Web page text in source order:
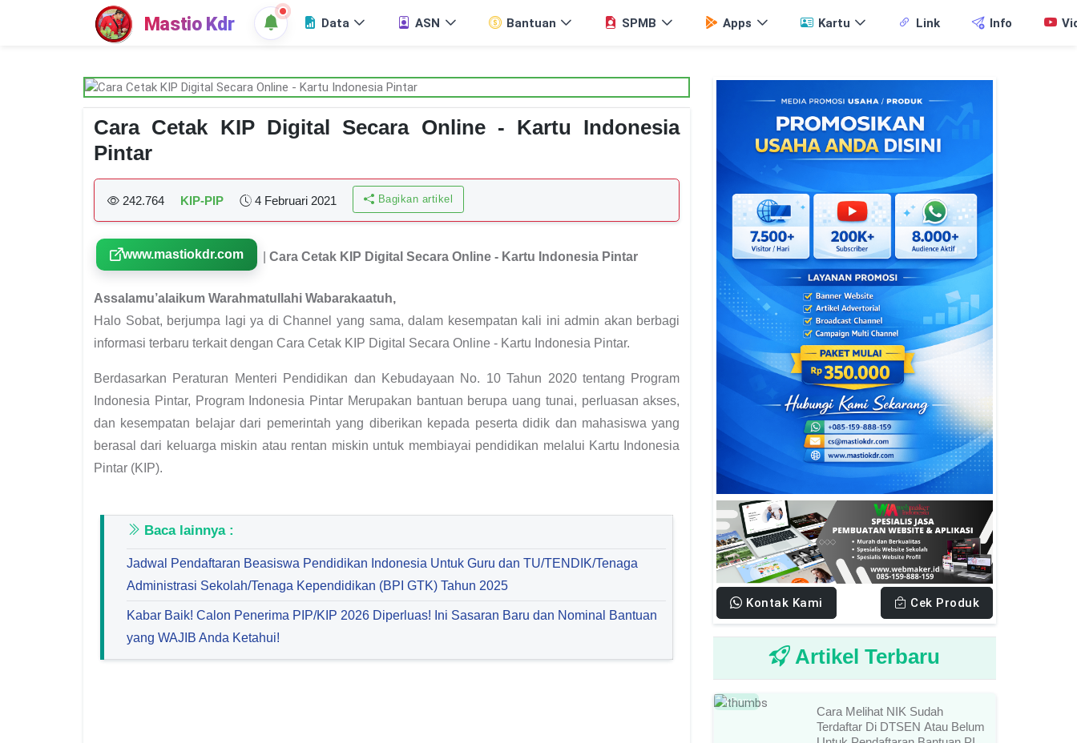
Mastio Kdr Data ASN Bantuan SPMB Apps Kartu Link Info
Cara Cetak KIP Digital Secara Online - Kartu Indonesia
Pintar
242.764 KIP-PIP 4 Februari 2021 Bagikan artikel
www.mastiokdr.com Cara Cetak KIP Digital Secara Online - Kartu Indonesia Pintar
Assalamu’alaikum Warahmatullahi Wabarakaatuh,
Halo Sobat, berjumpa lagi ya di Channel yang sama, dalam kesempatan kali ini admin akan berbagi
informasi terbaru terkait dengan Cara Cetak KIP Digital Secara Online - Kartu Indonesia Pintar.
Berdasarkan Peraturan Menteri Pendidikan dan Kebudayaan No. 10 Tahun 2020 tentang Program
Indonesia Pintar, Program Indonesia Pintar Merupakan bantuan berupa uang tunai, perluasan akses,
dan kesempatan belajar dari pemerintah yang diberikan kepada peserta didik dan mahasiswa yang
berasal dari keluarga miskin atau rentan miskin untuk membiayai pendidikan melalui Kartu Indonesia
Pintar (KIP).
Baca lainnya :
Jadwal Pendaftaran Beasiswa Pendidikan Indonesia Untuk Guru dan TU/TENDIK/Tenaga
Administrasi Sekolah/Tenaga Kependidikan (BPI GTK) Tahun 2025
Kabar Baik! Calon Penerima PIP/KIP 2026 Diperluas! Ini Sasaran Baru dan Nominal Bantuan
yang WAJIB Anda Ketahui!
Kontak Kami Cek Produk
Artikel Terbaru
Baru
Cara Melihat NIK Sudah
Terdaftar Di DTSEN Atau Belum